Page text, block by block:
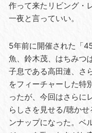
作って来たリビング・
一夜と言っていい。
5年前に開催された「
魚、鈴木茂、はちみつ
子息である高田漣、さ
をフィーチャーした特
ったが、今回はさらに
らしさを見せる/聴か
ンナップになった。ベ